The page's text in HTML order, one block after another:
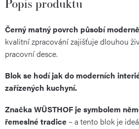
Popis produktu
Černý matný povrch působí
kvalitní zpracování zajišťuje dlouhou
pracovní desce.
Blok se hodí jak do moderních
zařízených kuchyní.
Značka WÜSTHOF je symbolem
řemeslné tradice – a tento blok je